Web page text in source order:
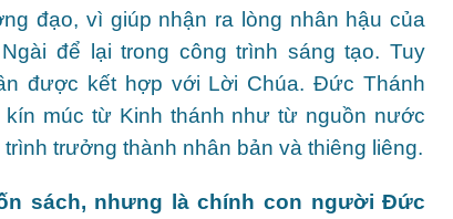
đạo, vì giúp nhận ra lòng nhân hậu của
để lại trong công trình sáng tạo. Tuy
được kết hợp với Lời Chúa. Đức Thánh
múc từ Kinh thánh như từ nguồn nước
trưởng thành nhân bản và thiêng liêng.
sách, nhưng là chính con người Đức